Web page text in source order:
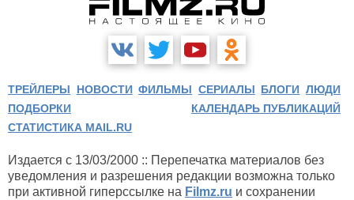
ТРЕЙЛЕРЫ НОВОСТИ ФИЛЬМЫ СЕРИАЛЫ БЛОГИ ЛЮДИ
ПОДБОРКИ
КАЛЕНДАРЬ ПУБЛИКАЦИЙ
СТАТИСТИКА MAIL.RU
Издается с 13/03/2000 :: Перепечатка материалов без
уведомления и разрешения редакции возможна только
при активной гиперссылке на Filmz.ru и сохранении